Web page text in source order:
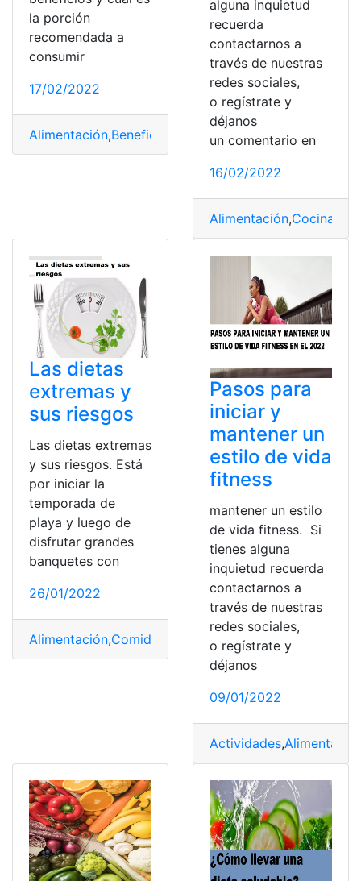
la porción
recomendada a
consumir
17/02/2022
Alimentación,Beneficios Digestión,Fibra,Motivos
alguna inquietud
recuerda
contactarnos a
través de nuestras
redes sociales,
o regístrate y
déjanos
un comentario en
16/02/2022
Alimentación,Cocina
Las dietas
extremas y
sus riesgos
Las dietas extremas
y sus riesgos. Está
por iniciar la
temporada de
playa y luego de
disfrutar grandes
banquetes con
26/01/2022
Alimentación,Comida Riesgos,Salud
Pasos para
iniciar y
mantener un
estilo de vida
fitness
mantener un estilo
de vida fitness. Si
tienes alguna
inquietud recuerda
contactarnos a
través de nuestras
redes sociales,
o regístrate y
déjanos
09/01/2022
Actividades,